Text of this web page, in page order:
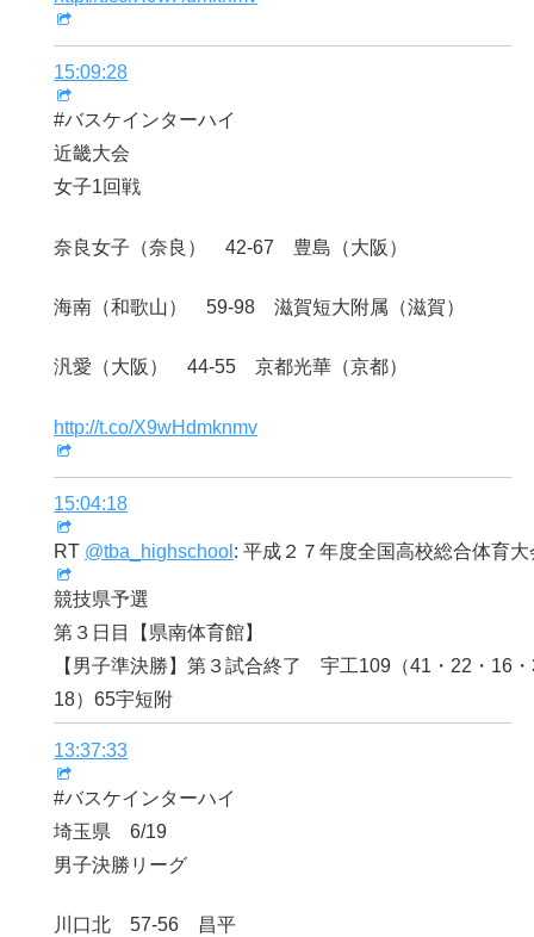
15:09:28
#バスケインターハイ
近畿大会
女子1回戦
奈良女子（奈良） 42-67 豊島（大阪）
海南（和歌山） 59-98 滋賀短大附属（滋賀）
汎愛（大阪） 44-55 京都光華（京都）
http://t.co/X9wHdmknmv
15:04:18
RT @tba_highschool : 平成２７年度全国高校総合体育
競技県予選
第３日目【県南体育館】
【男子準決勝】第３試合終了 宇工109（41・22・16
18）65宇短附
13:37:33
#バスケインターハイ
埼玉県 6/19
男子決勝リーグ
川口北 57-56 昌平